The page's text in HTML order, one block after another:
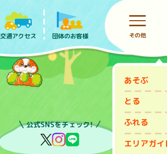
あそぶ
とる
ふれる
エリアガイ
交通アクセス 団体のお客様 その他
前売りチケット
公式SNSをチェック！